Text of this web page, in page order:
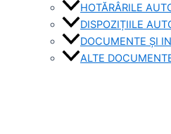
HOTĂRÂRILE
DISPOZIȚIILE
DOCUMENTE ȘI
ALTE